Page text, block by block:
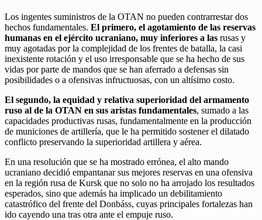
Los ingentes suministros de la OTAN no pueden contrarrestar dos
hechos fundamentales. El primero, el agotamiento de las reservas
humanas en el ejército ucraniano, muy inferiores a las rusas y
muy agotadas por la complejidad de los frentes de batalla, la casi
inexistente rotación y el uso irresponsable que se ha hecho de sus
vidas por parte de mandos que se han aferrado a defensas sin
posibilidades o a ofensivas infructuosas, con un altísimo costo.
El segundo, la equidad y relativa superioridad del armamento
ruso al de la OTAN en sus aristas fundamentales, sumado a las
capacidades productivas rusas, fundamentalmente en la producción
de municiones de artillería, que le ha permitido sostener el dilatado
conflicto preservando la superioridad artillera y aérea.
En una resolución que se ha mostrado errónea, el alto mando
ucraniano decidió empantanar sus mejores reservas en una ofensiva
en la región rusa de Kursk que no solo no ha arrojado los resultados
esperados, sino que además ha implicado un debilitamiento
catastrófico del frente del Donbáss, cuyas principales fortalezas han
ido cayendo una tras otra ante el empuje ruso.